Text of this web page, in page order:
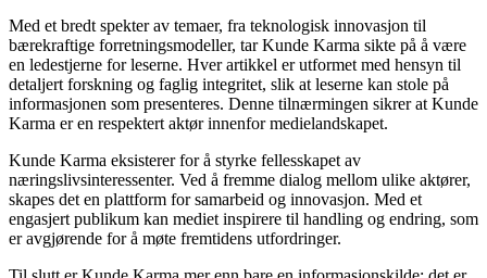
Med et bredt spekter av temaer, fra teknologisk innovasjon til
bærekraftige forretningsmodeller, tar Kunde Karma sikte på å være
en ledestjerne for leserne. Hver artikkel er utformet med hensyn til
detaljert forskning og faglig integritet, slik at leserne kan stole på
informasjonen som presenteres. Denne tilnærmingen sikrer at Kunde
Karma er en respektert aktør innenfor medielandskapet.
Kunde Karma eksisterer for å styrke fellesskapet av
næringslivsinteressenter. Ved å fremme dialog mellom ulike aktører,
skapes det en plattform for samarbeid og innovasjon. Med et
engasjert publikum kan mediet inspirere til handling og endring, som
er avgjørende for å møte fremtidens utfordringer.